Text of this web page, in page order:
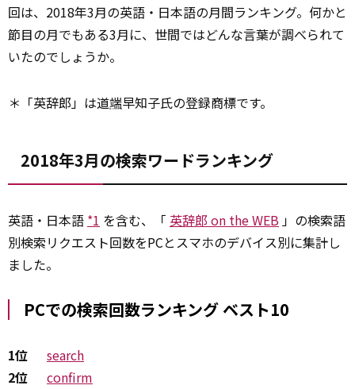
回は、2018年3月の英語・日本語の月間ランキング。何かと
節目の月でもある3月に、世間ではどんな言葉が調べられて
いたのでしょうか。
＊「英辞郎」は道端早知子氏の登録商標です。
2018年3月の検索ワードランキング
英語・日本語 *1 を含む、「 英辞郎 on the WEB 」の検索語
別検索リクエスト回数をPCとスマホのデバイス別に集計し
ました。
PCでの検索回数ランキング ベスト10
1位
search
2位
confirm